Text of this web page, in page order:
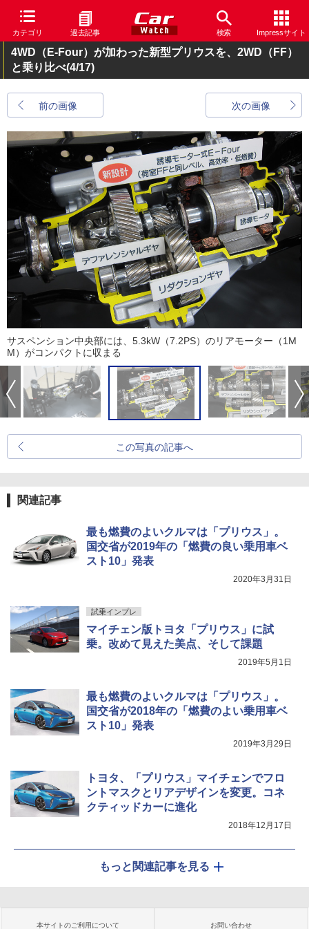
カテゴリ 過去記事 検索 Impressサイト
4WD（E-Four）が加わった新型プリウスを、2WD（FF）
と乗り比べ(4/17)
前の画像 次の画像
サスペンション中央部には、5.3kW（7.2PS）のリアモーター（1M
M）がコンパクトに収まる
この写真の記事へ
関連記事
最も燃費のよいクルマは「プリウス」。
国交省が2019年の「燃費の良い乗用車ベ
スト10」発表
2020年3月31日
試乗インプレ
マイチェン版トヨタ「プリウス」に試
乗。改めて見えた美点、そして課題
2019年5月1日
最も燃費のよいクルマは「プリウス」。
国交省が2018年の「燃費のよい乗用車ベ
スト10」発表
2019年3月29日
トヨタ、「プリウス」マイチェンでフロ
ントマスクとリアデザインを変更。コネ
クティッドカーに進化
2018年12月17日
もっと関連記事を見る
本サイトのご利用について お問い合わせ